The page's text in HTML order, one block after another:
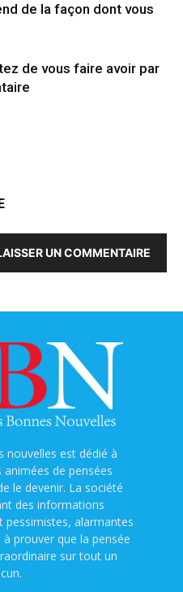
de la façon dont vous
de vous faire avoir par
UN COMMENTAIRE
nouvelles est dédié à
de pensées
le devenir. La société
des informations
pessimistes, alarmantes
à prouver que la pensée
sur tout un